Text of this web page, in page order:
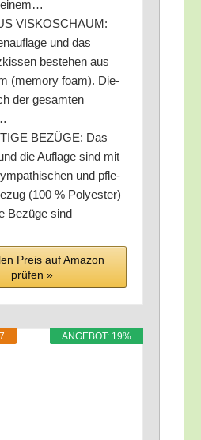
einem…
VISKOSCHAUM:
und das
bestehen aus
(memo­ry foam). Die­
der gesam­ten
BEZÜGE: Das
die Auf­la­ge sind mit
und pfle­
(100 % Poly­es­ter)
Bezü­ge sind
Preis auf Ama­zon
prü­fen »
ANGE­BOT: 19%